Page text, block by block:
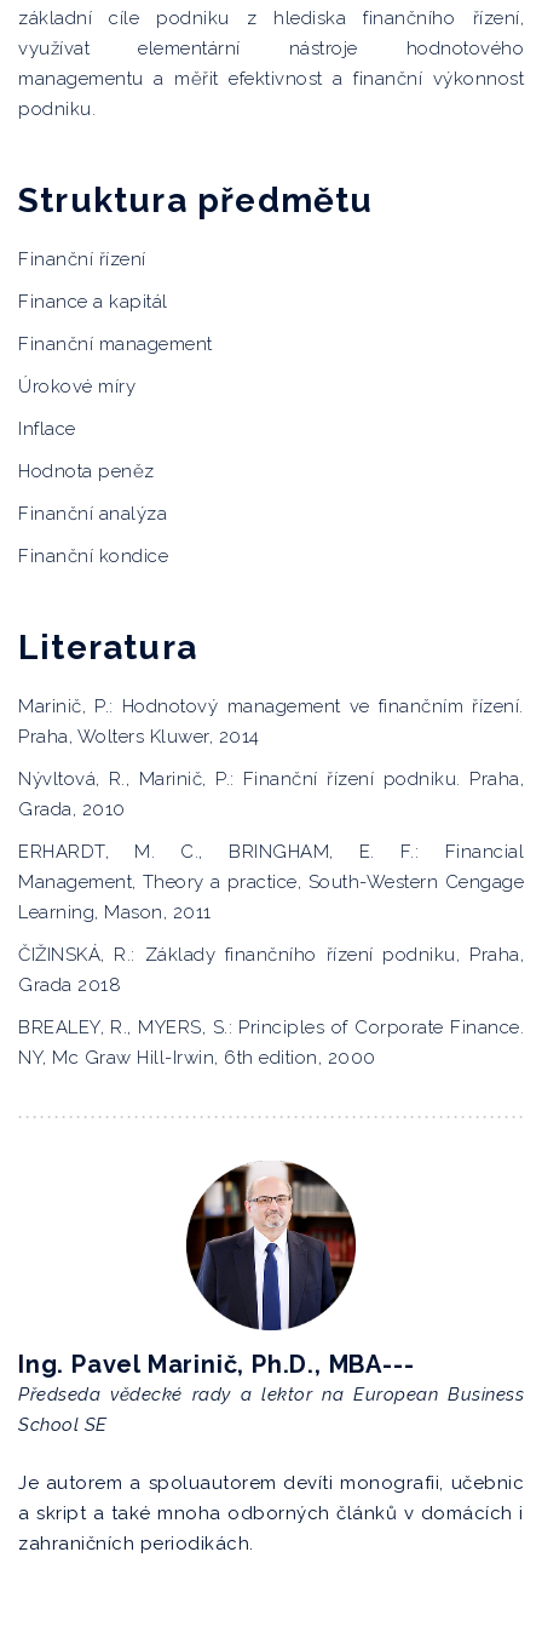
základní cíle podniku z hlediska finančního řízení,
využívat elementární nástroje hodnotového
managementu a měřit efektivnost a finanční výkonnost
podniku.
Struktura předmětu
Finanční řízení
Finance a kapitál
Finanční management
Úrokové míry
Inflace
Hodnota peněz
Finanční analýza
Finanční kondice
Literatura
Marinič, P.: Hodnotový management ve finančním řízení.
Praha, Wolters Kluwer, 2014
Nývltová, R., Marinič, P.: Finanční řízení podniku. Praha,
Grada, 2010
ERHARDT, M. C., BRINGHAM, E. F.: Financial
Management, Theory a practice, South-Western Cengage
Learning, Mason, 2011
ČIŽINSKÁ, R.: Základy finančního řízení podniku, Praha,
Grada 2018
BREALEY, R., MYERS, S.: Principles of Corporate Finance.
NY, Mc Graw Hill-Irwin, 6th edition, 2000
Ing. Pavel Marinič, Ph.D., MBA---
Předseda vědecké rady a lektor na European Business
School SE
Je autorem a spoluautorem devíti monografii, učebnic
a skript a také mnoha odborných článků v domácích i
zahraničních periodikách.